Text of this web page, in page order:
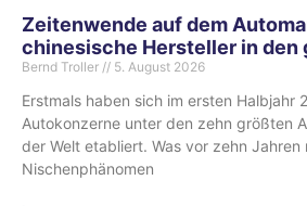
Zeitenwende auf dem
chinesische Hersteller in den
Bernd Troller 5. August 2026
Erstmals haben sich im ersten Halbjahr
Autokonzerne unter den zehn größten
der Welt etabliert. Was vor zehn Jahren
Nischenphänomen